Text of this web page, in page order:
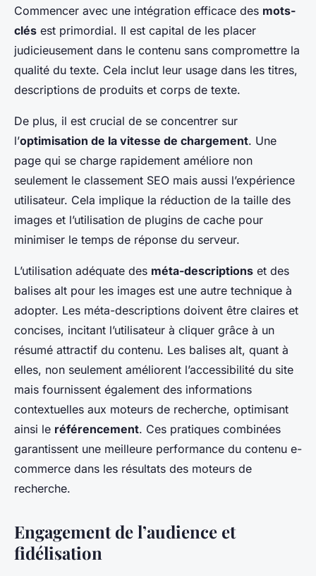
Commencer avec une intégration efficace des mots-
clés est primordial. Il est capital de les placer
judicieusement dans le contenu sans compromettre la
qualité du texte. Cela inclut leur usage dans les titres,
descriptions de produits et corps de texte.
De plus, il est crucial de se concentrer sur
l’optimisation de la vitesse de chargement. Une
page qui se charge rapidement améliore non
seulement le classement SEO mais aussi l’expérience
utilisateur. Cela implique la réduction de la taille des
images et l’utilisation de plugins de cache pour
minimiser le temps de réponse du serveur.
L’utilisation adéquate des méta-descriptions et des
balises alt pour les images est une autre technique à
adopter. Les méta-descriptions doivent être claires et
concises, incitant l’utilisateur à cliquer grâce à un
résumé attractif du contenu. Les balises alt, quant à
elles, non seulement améliorent l’accessibilité du site
mais fournissent également des informations
contextuelles aux moteurs de recherche, optimisant
ainsi le référencement. Ces pratiques combinées
garantissent une meilleure performance du contenu e-
commerce dans les résultats des moteurs de
recherche.
Engagement de l’audience et
fidélisation